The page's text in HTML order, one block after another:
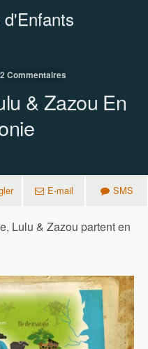
Commentaires
& Zazou En
E-mail SMS
Lulu & Zazou partent en